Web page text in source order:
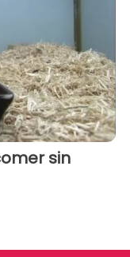
sin